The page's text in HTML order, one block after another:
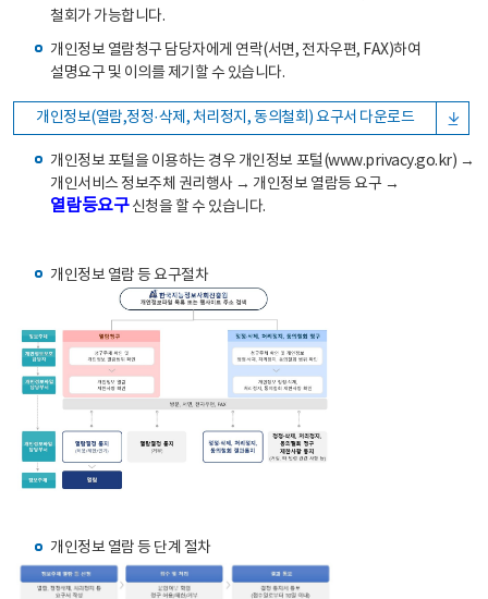
철회가 가능합니다.
개인정보 열람청구 담당자에게 연락(서면, 전자우편, FAX)하여
설명요구 및 이의를 제기할 수 있습니다.
개인정보(열람,정정·삭제, 처리정지, 동의철회) 요구서 다운로드
개인정보 포털을 이용하는 경우 개인정보 포털(www.privacy.go.kr) →
개인서비스 정보주체 권리행사 → 개인정보 열람등 요구 →
열람등요구신청을 할 수 있습니다.
개인정보 열람 등 요구절차
개인정보 열람 등 단계 절차